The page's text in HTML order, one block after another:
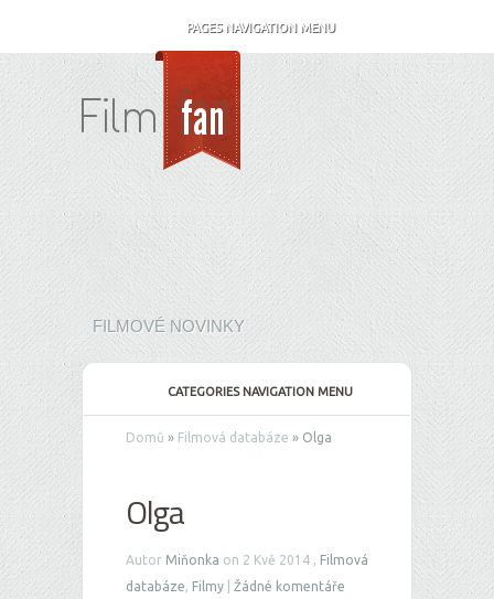
PAGES NAVIGATION MENU
FILMOVÉ NOVINKY
CATEGORIES NAVIGATION MENU
Domů » Filmová databáze » Olga
Olga
Autor Miňonka on 2 Kvě 2014 , Filmová
databáze, Filmy Žádné komentáře